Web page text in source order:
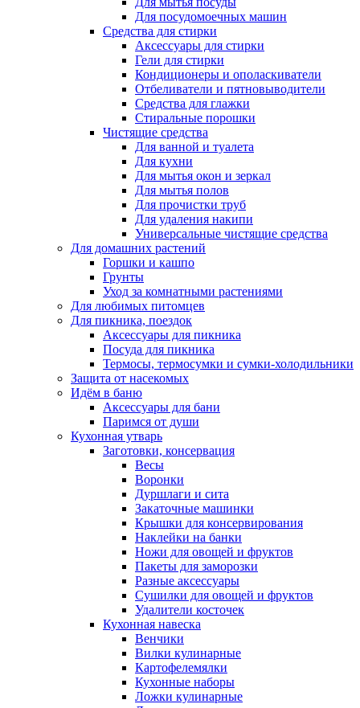
Для посудомоечных машин
Средства для стирки
Аксессуары для стирки
Гели для стирки
Кондиционеры и ополаскиватели
Отбеливатели и пятновыводители
Средства для глажки
Стиральные порошки
Чистящие средства
Для ванной и туалета
Для кухни
Для мытья окон и зеркал
Для мытья полов
Для прочистки труб
Для удаления накипи
Универсальные чистящие средства
Для домашних растений
Горшки и кашпо
Грунты
Уход за комнатными растениями
Для любимых питомцев
Для пикника, поездок
Аксессуары для пикника
Посуда для пикника
Термосы, термосумки и сумки-холодильники
Защита от насекомых
Идём в баню
Аксессуары для бани
Паримся от души
Кухонная утварь
Заготовки, консервация
Весы
Воронки
Дуршлаги и сита
Закаточные машинки
Крышки для консервирования
Наклейки на банки
Ножи для овощей и фруктов
Пакеты для заморозки
Разные аксессуары
Сушилки для овощей и фруктов
Удалители косточек
Кухонная навеска
Венчики
Вилки кулинарные
Картофелемялки
Кухонные наборы
Ложки кулинарные